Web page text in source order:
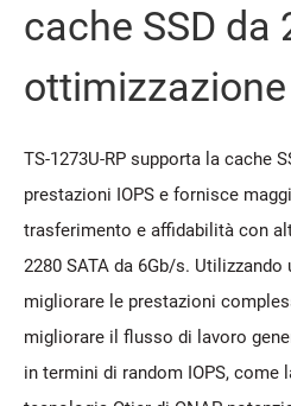
cache SSD da
TS-1273U-RP supporta la cache
prestazioni IOPS e fornisce
trasferimento e affidabilità con
2280 SATA da 6Gb/s.
migliorare le prestazioni
migliorare il flusso di lavoro
in termini di random IOPS, come